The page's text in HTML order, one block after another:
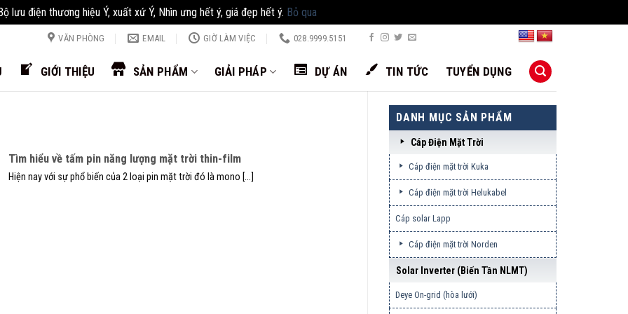
lưu điện thương hiệu Ý, xuất xứ Ý, Nhìn ưng hết ý, giá đẹp hết ý. Bỏ qua
VĂN PHÒNG EMAIL GIỜ LÀM VIỆC 028.9999.5151
GIỚI THIỆU SẢN PHẨM GIẢI PHÁP DỰ ÁN TIN TỨC TUYỂN DỤNG
Tìm hiểu về tấm pin năng lượng mặt trời thin-film
Hiện nay với sự phổ biến của 2 loại pin mặt trời đó là mono [...]
DANH MỤC SẢN PHẨM
Cáp Điện Mặt Trời
Cáp điện mặt trời Kuka
Cáp điện mặt trời Helukabel
Cáp solar Lapp
Cáp điện mặt trời Norden
Solar Inverter (biến Tần NLMT)
Deye On-grid (hòa lưới)